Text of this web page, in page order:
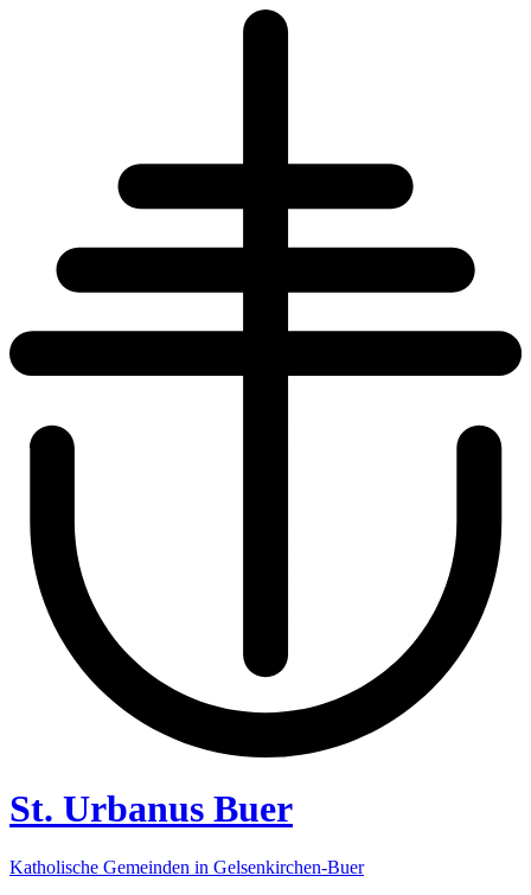
St. Urbanus Buer
Katholische Gemeinden in Gelsenkirchen-Buer